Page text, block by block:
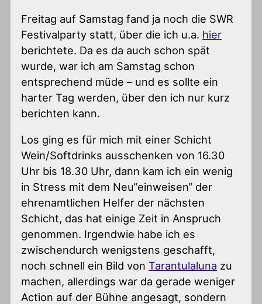
Freitag auf Samstag fand ja noch die SWR
Festivalparty statt, über die ich u.a. hier
berichtete. Da es da auch schon spät
wurde, war ich am Samstag schon
entsprechend müde – und es sollte ein
harter Tag werden, über den ich nur kurz
berichten kann.
Los ging es für mich mit einer Schicht
Wein/Softdrinks ausschenken von 16.30
Uhr bis 18.30 Uhr, dann kam ich ein wenig
in Stress mit dem Neu“einweisen“ der
ehrenamtlichen Helfer der nächsten
Schicht, das hat einige Zeit in Anspruch
genommen. Irgendwie habe ich es
zwischendurch wenigstens geschafft,
noch schnell ein Bild vonTarantulaluna zu
machen, allerdings war da gerade weniger
Action auf der Bühne angesagt, sondern